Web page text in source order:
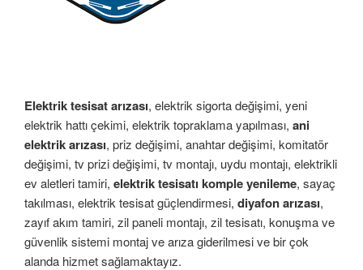
Elektrik tesisat arızası, elektrik sigorta değişimi, yeni
elektrik hattı çekimi, elektrik topraklama yapılması, ani
elektrik arızası, priz değişimi, anahtar değişimi, komitatör
değişimi, tv prizi değişimi, tv montajı, uydu montajı, elektrikli
ev aletleri tamiri, elektrik tesisatı komple yenileme, sayaç
takılması, elektrik tesisat güçlendirmesi, diyafon arızası,
zayıf akım tamiri, zil paneli montajı, zil tesisatı, konuşma ve
güvenlik sistemi montaj ve arıza giderilmesi ve bir çok
alanda hizmet sağlamaktayız.